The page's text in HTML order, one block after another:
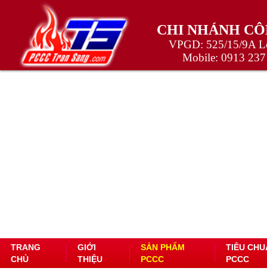
CHI NHÁNH
VPGD: 525/15/9A
Mobile: 0913
TRANG
CHỦ
GIỚI
THIỆU
SẢN PHẨM
PCCC
TIÊU
PCCC